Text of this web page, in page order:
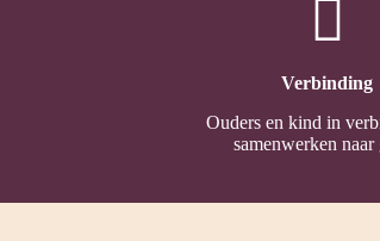
Verbinding
Ouders en kind in
samenwerken naar